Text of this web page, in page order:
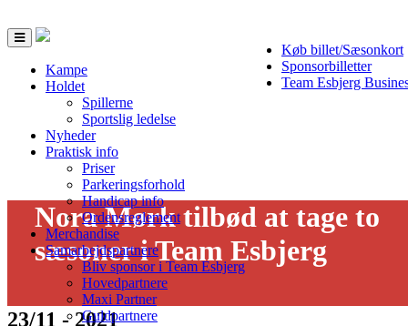
Køb billet/Sæsonkort
Sponsorbilletter
Team Esbjerg
Toggle
navigation
Kampe
Holdet
Spillerne
Sportslig ledelse
Nyheder
Praktisk info
Priser
Parkeringsforhold
Handicap info
Ordensreglement
Merchandise
Samarbejdspartnere
Bliv sponsor i Team Esbjerg
Hovedpartnere
Maxi Partner
Guldpartnere
Nora Mørk tilbød at tage to
sæsoner i Team Esbjerg
23/11 - 2021